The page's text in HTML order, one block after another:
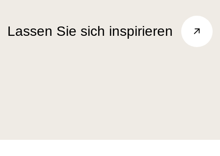
Lassen Sie sich inspirieren